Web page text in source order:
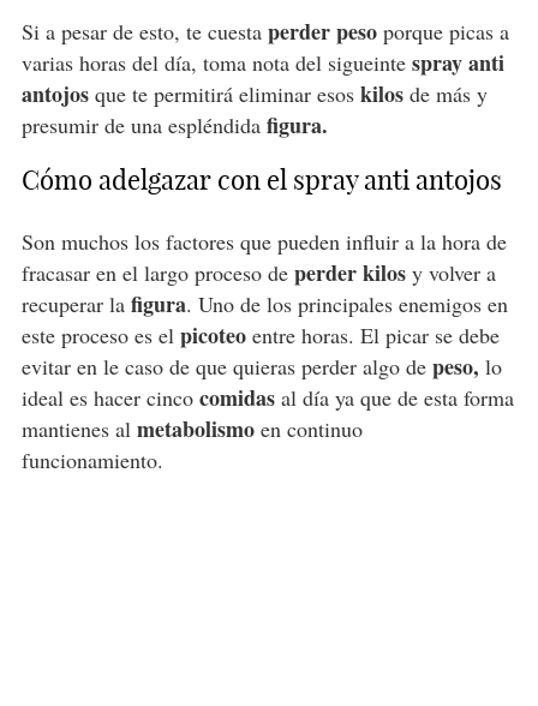
Si a pesar de esto, te cuesta perder pesoporque picas a
varias horas del día, toma nota del sigueinte spray anti
antojosque te permitirá eliminar esoskilosde más y
presumir de una espléndidafigura.
Cómo adelgazar con el spray anti antojos
Son muchos los factores que pueden influir a la hora de
fracasar en el largo proceso de perder kilosy volver a
recuperar la figura. Uno de los principales enemigos en
este proceso es el picoteoentre horas. El picar se debe
evitar en le caso de que quieras perder algo depeso, lo
ideal es hacer cincocomidasal día ya que de esta forma
mantienes al metabolismoen continuo
funcionamiento.